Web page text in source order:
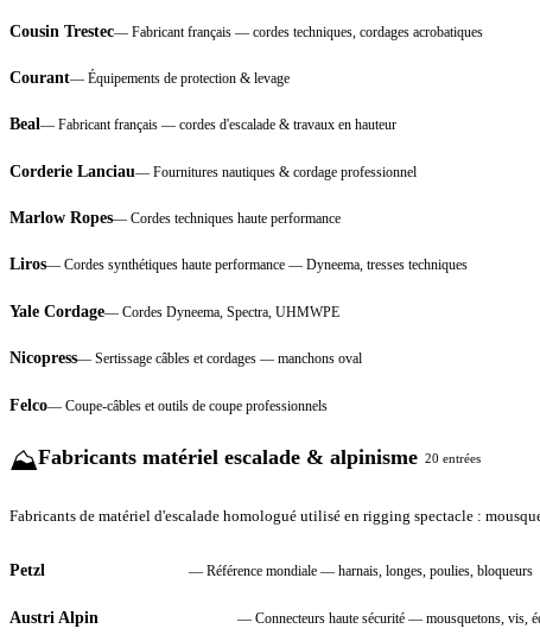
Cousin Trestec— Fabricant français — cordes techniques, cordages acrobatiques
Courant— Équipements de protection & levage
Beal— Fabricant français — cordes d'escalade & travaux en hauteur
Corderie Lanciau— Fournitures nautiques & cordage professionnel
Marlow Ropes— Cordes techniques haute performance
Liros— Cordes synthétiques haute performance — Dyneema, tresses techniques
Yale Cordage— Cordes Dyneema, Spectra, UHMWPE
Nicopress— Sertissage câbles et cordages — manchons oval
Felco— Coupe-câbles et outils de coupe professionnels
⛰️Fabricants matériel escalade & alpinisme 20 entrées
Fabricants de matériel d'escalade homologué utilisé en rigging spectacle :
Petzl — Référence mondiale — harnais, longes, poulies, bloqueurs
Austri Alpin — Connecteurs haute sécurité — mousquetons, vis,